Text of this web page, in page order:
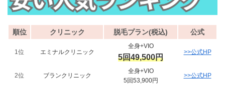
順位 クリニック 脱毛プラン(税込) 公式
1位 エミナルクリニック
全身+VIO
5回49,500円
>>公式HP
2位 ブランクリニック
全身+VIO
5回53,900円
>>公式HP